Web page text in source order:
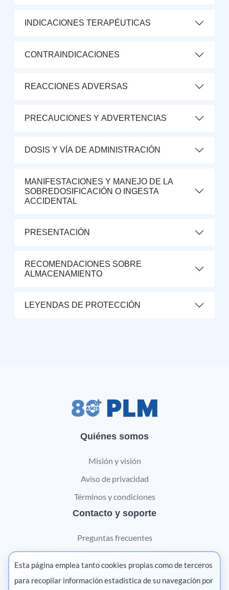
INDICACIONES TERAPÉUTICAS
CONTRAINDICACIONES
REACCIONES ADVERSAS
PRECAUCIONES Y ADVERTENCIAS
DOSIS Y VÍA DE ADMINISTRACIÓN
MANIFESTACIONES Y MANEJO DE LA
SOBREDOSIFICACIÓN O INGESTA
ACCIDENTAL
PRESENTACIÓN
RECOMENDACIONES SOBRE
ALMACENAMIENTO
LEYENDAS DE PROTECCIÓN
Quiénes somos
Misión y visión
Aviso de privacidad
Términos y condiciones
Contacto y soporte
Preguntas frecuentes
Contáctanos
Marketing digital
Esta página emplea tanto cookies propias como de terceros
para recopilar información estadística de su navegación por